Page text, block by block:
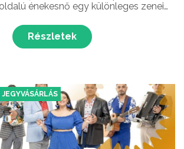
énekesnő egy különleges zenei
Részletek
JEGYVÁSÁRLÁS